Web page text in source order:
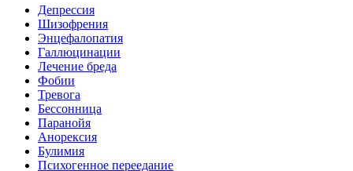
Депрессия
Шизофрения
Энцефалопатия
Галлюцинации
Лечение бреда
Фобии
Тревога
Бессонница
Паранойя
Анорексия
Булимия
Психогенное переедание